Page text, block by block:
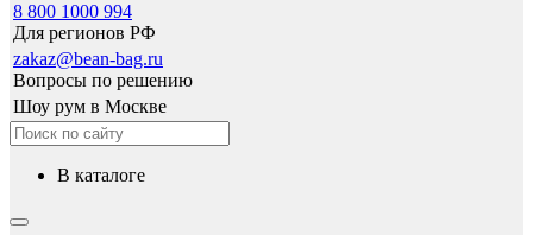
8 800 1000 994
Для регионов РФ
zakaz@bean-bag.ru
Вопросы по решению
Шоу рум в Москве
в каталоге